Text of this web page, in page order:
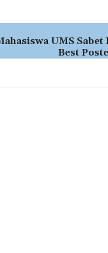
UMS Sabet
Best